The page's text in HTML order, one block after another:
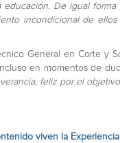
De igual
incondicional de
General en Corte y
en momentos de
feliz por el
viven la